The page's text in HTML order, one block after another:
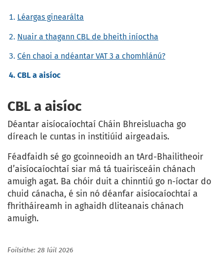
Léargas ginearálta
Nuair a thagann CBL de bheith iníoctha
Cén chaoi a ndéantar VAT 3 a chomhlánú?
CBL a aisíoc
CBL a aisíoc
Déantar aisíocaíochtaí Cháin Bhreisluacha go
díreach le cuntas in institiúid airgeadais.
Féadfaidh sé go gcoinneoidh an tArd-Bhailitheoir
d’aisíocaíochtaí siar má tá tuairisceáin chánach
amuigh agat. Ba chóir duit a chinntiú go n-íoctar do
chuid cánacha, é sin nó déanfar aisíocaíochtaí a
fhritháireamh in aghaidh dliteanais chánach
amuigh.
Foilsithe: 28 Iúil 2026